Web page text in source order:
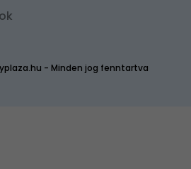
- Minden jog fenntartva